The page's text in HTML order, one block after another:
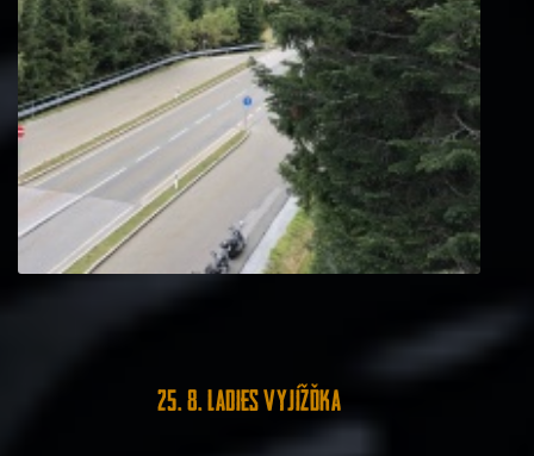
25. 8. Ladies vyjížďka